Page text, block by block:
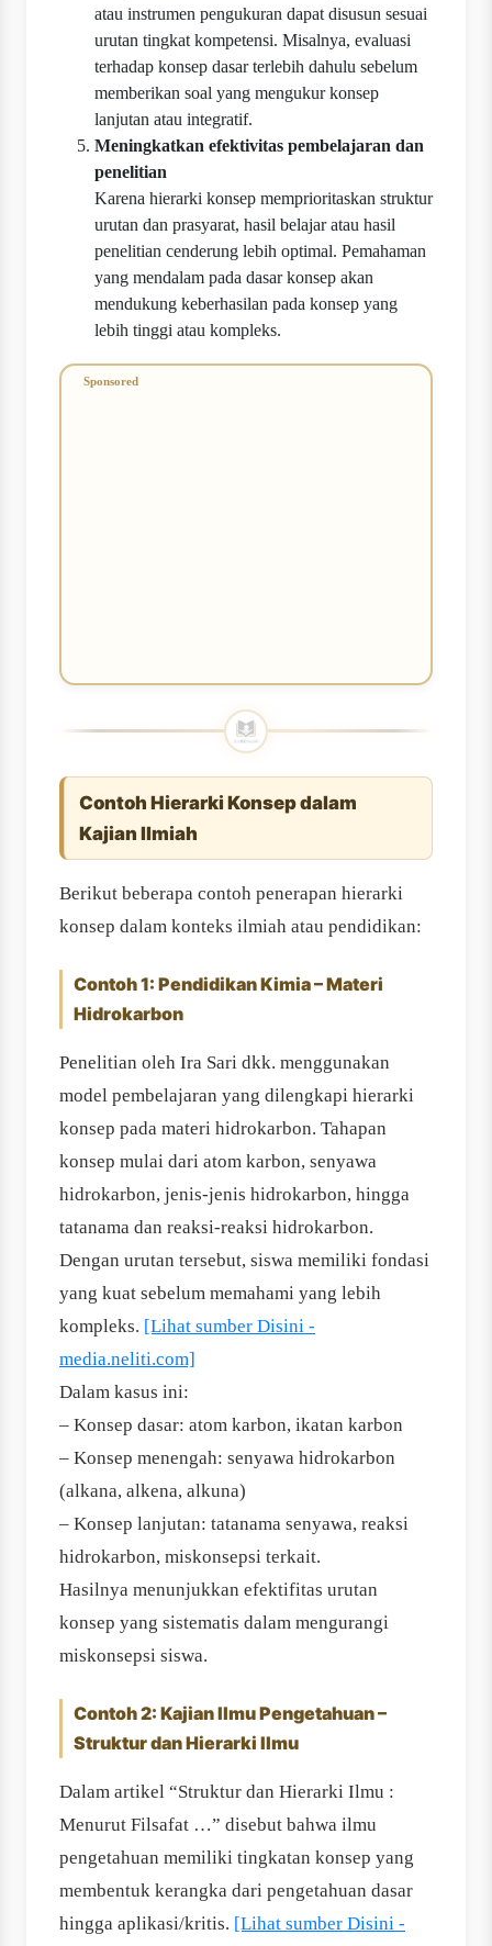
atau instrumen pengukuran dapat disusun sesuai
urutan tingkat kompetensi. Misalnya, evaluasi
terhadap konsep dasar terlebih dahulu sebelum
memberikan soal yang mengukur konsep
lanjutan atau integratif.
Meningkatkan efektivitas pembelajaran dan
penelitian
Karena hierarki konsep memprioritaskan struktur
urutan dan prasyarat, hasil belajar atau hasil
penelitian cenderung lebih optimal. Pemahaman
yang mendalam pada dasar konsep akan
mendukung keberhasilan pada konsep yang
lebih tinggi atau kompleks.
Contoh Hierarki Konsep dalam
Kajian Ilmiah
Berikut beberapa contoh penerapan hierarki
konsep dalam konteks ilmiah atau pendidikan:
Contoh 1: Pendidikan Kimia – Materi
Hidrokarbon
Penelitian oleh Ira Sari dkk. menggunakan
model pembelajaran yang dilengkapi hierarki
konsep pada materi hidrokarbon. Tahapan
konsep mulai dari atom karbon, senyawa
hidrokarbon, jenis-jenis hidrokarbon, hingga
tatanama dan reaksi-reaksi hidrokarbon.
Dengan urutan tersebut, siswa memiliki fondasi
yang kuat sebelum memahami yang lebih
kompleks. [Lihat sumber Disini -
media.neliti.com]
Dalam kasus ini:
– Konsep dasar: atom karbon, ikatan karbon
– Konsep menengah: senyawa hidrokarbon
(alkana, alkena, alkuna)
– Konsep lanjutan: tatanama senyawa, reaksi
hidrokarbon, miskonsepsi terkait.
Hasilnya menunjukkan efektifitas urutan
konsep yang sistematis dalam mengurangi
miskonsepsi siswa.
Contoh 2: Kajian Ilmu Pengetahuan –
Struktur dan Hierarki Ilmu
Dalam artikel “Struktur dan Hierarki Ilmu :
Menurut Filsafat …” disebut bahwa ilmu
pengetahuan memiliki tingkatan konsep yang
membentuk kerangka dari pengetahuan dasar
hingga aplikasi/kritis. [Lihat sumber Disini -